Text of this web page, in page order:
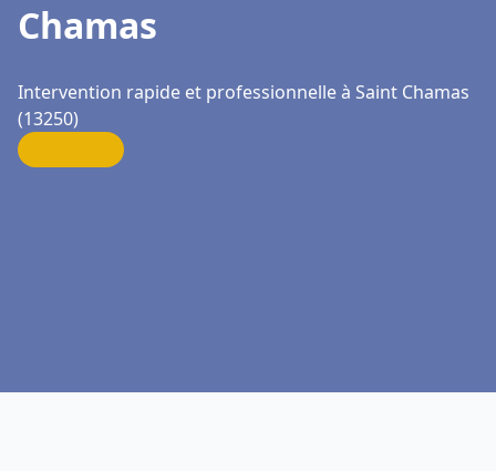
Chamas
Intervention rapide et professionnelle à Saint Chamas
(13250)